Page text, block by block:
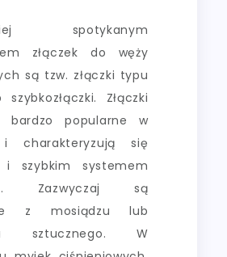
spotykanym
złączek do węży
są tzw. złączki typu
szybkozłączki. Złączki
bardzo popularne w
i charakteryzują się
i szybkim systemem
Zazwyczaj są
z mosiądzu lub
sztucznego. W